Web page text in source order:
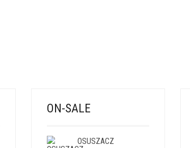
ON-SALE
OSUSZACZ